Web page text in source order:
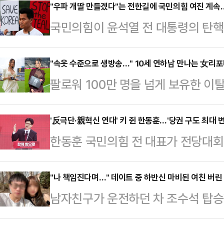
소신파 안철수 당대표 후보에게 '반
성은 없는 지를 묻자 단호한 목소리
상계엄에 반대한, 윤 전 대통령의
대선 참패가 확실시된 상황 속에서
스러운 특검 정국 속에서도 당내에
이번 전당대회…
"우파 개딸 만들겠다"는 전한길에 국민의힘 여진 계
국민의힘이 윤석열 전 대통령의 탄
길 씨의 입당을 두고 '거리두기'에
필요성이 대두된 상황 속 '극우' 세
수가 될 수 있어서다. 국민의힘 당
다. 출마를 선언한 후보들은 극우·
은 인적 쇄신을 예고했다.한국사
널'에 출연해 입당한 이유에 대해 "
고 밝…
"속옷 수준으로 생방송…" 10세 연하남 만나는 女리
팔로워 100만 명을 넘게 보유한 이
나의 과한 노출 의상이 화제의 중
에 따르면 엘레오노라 인카르도나
스타디움에서 열린 PSG와 바이에
착용했다.공개된 사진에 따르면 인
트와 브라톱 차림(사진 왼쪽)으로
셜미디어(SNS)에 공유돼 화제를
태의 상의 차림은 과하…
'反극단·親혁신 연대' 키 쥔 한동훈…'당권 구도 최대
한동훈 국민의힘 전 대표가 전당대
당권 도전을 선언한 안철수·조경태
표의 역할이 적지 않아서다. 당 안
문수 전 대선 후보와 장동혁 의원
가능성이 있는 만큼, 한 전 대표가 '
"나 책임진다며…" 데이트 중 하반신 마비된 여친 버린
남자친구가 운전하던 차 조수석 탑
을 받은 가운데, 보살핌을 약속했던